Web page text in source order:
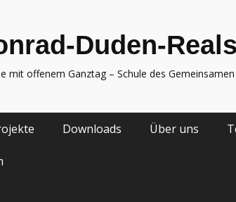
Duden-
mit offenem Ganztag – Schule des
Downloads Über uns